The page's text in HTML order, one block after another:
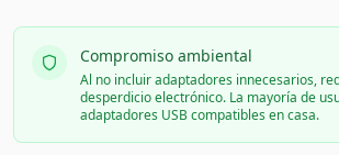
Compromiso ambiental
Al no incluir adaptadores innecesarios,
desperdicio electrónico. La mayoría de
adaptadores USB compatibles en casa.